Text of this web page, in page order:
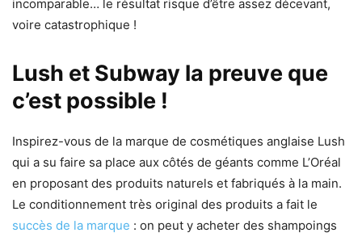
incomparable… le résultat risque d’être assez décevant,
voire catastrophique !
Lush et Subway la preuve que
c’est possible !
Inspirez-vous de la marque de cosmétiques anglaise Lush
qui a su faire sa place aux côtés de géants comme L’Oréal
en proposant des produits naturels et fabriqués à la main.
Le conditionnement très original des produits a fait le
succès de la marque : on peut y acheter des shampoings